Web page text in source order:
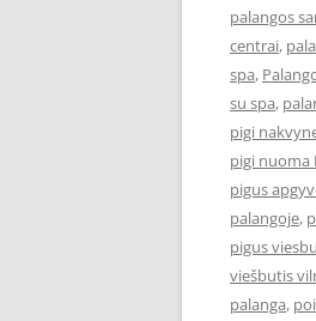
palangos
centrai,
spa,
su spa,
pigi
pigi nuoma
pigus
palangoje,
pigus
viešbutis
palanga,